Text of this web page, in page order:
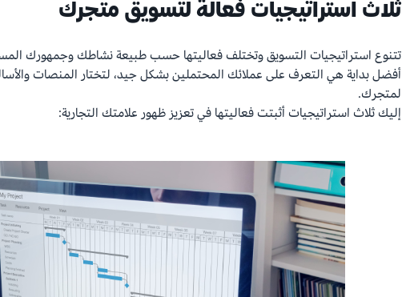
ثلاث استراتيجيات فعالة لتسويق متجرك
تتنوع استراتيجيات التسويق وتختلف فعاليتها حسب طبيعة نشاطك وجمهورك
أفضل بداية هي التعرف على عملائك المحتملين بشكل جيد، لتختار المنصات
لمتجرك.
إليك ثلاث استراتيجيات أثبتت فعاليتها في تعزيز ظهور علامتك التجارية: